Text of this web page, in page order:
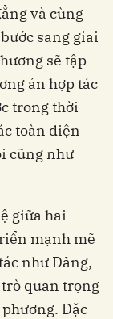
và cùng
sang giai
sẽ tập
án hợp tác
trong thời
toàn diện
cũng như
giữa hai
mạnh mẽ
như Đảng,
quan trọng
Đặc